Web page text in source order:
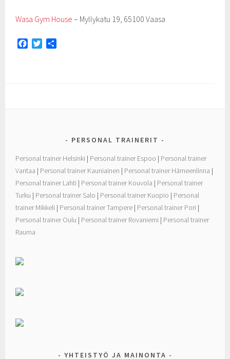
Wasa Gym House – Myllykatu 19, 65100 Vaasa
PERSONAL TRAINERIT
Personal trainer Helsinki | Personal trainer Espoo | Personal trainer
Vantaa | Personal trainer Kauniainen | Personal trainer Hämeenlinna |
Personal trainer Lahti | Personal trainer Kouvola | Personal trainer
Turku | Personal trainer Salo | Personal trainer Kuopio | Personal
trainer Mikkeli | Personal trainer Tampere | Personal trainer Pori |
Personal trainer Oulu | Personal trainer Rovaniemi | Personal trainer
Rauma
YHTEISTYÖ JA MAINONTA